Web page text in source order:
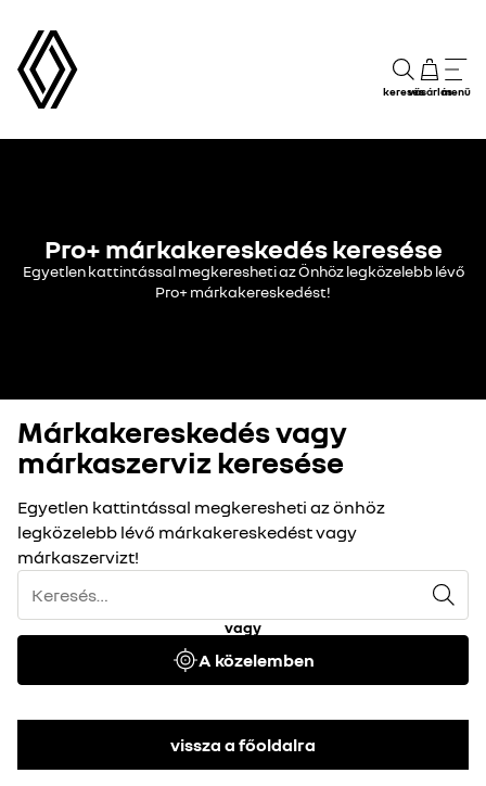
keresésvásárlásmenü
Pro+ márkakereskedés keresése
Egyetlen kattintással megkeresheti az Önhöz legközelebb lévő
Pro+ márkakereskedést!
Márkakereskedés vagy
márkaszerviz keresése
Egyetlen kattintással megkeresheti az önhöz
legközelebb lévő márkakereskedést vagy
márkaszervizt!
vagy
A közelemben
vissza a főoldalra